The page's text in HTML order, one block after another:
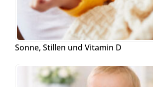
Sonne, Stillen und Vitamin D